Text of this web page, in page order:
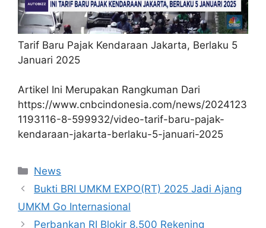
Tarif Baru Pajak Kendaraan Jakarta, Berlaku 5
Januari 2025
Artikel Ini Merupakan Rangkuman Dari
https://www.cnbcindonesia.com/news/2024123
1193116-8-599932/video-tarif-baru-pajak-
kendaraan-jakarta-berlaku-5-januari-2025
Kategori
News
Bukti BRI UMKM EXPO(RT) 2025 Jadi Ajang
UMKM Go Internasional
Perbankan RI Blokir 8.500 Rekening